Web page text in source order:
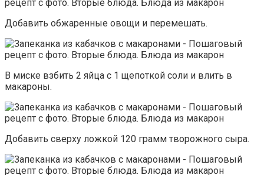
Добавить обжаренные овощи и перемешать.
В миске взбить 2 яйца с 1 щепоткой соли и влить в
макароны.
Добавить сверху ложкой 120 грамм творожного сыра.